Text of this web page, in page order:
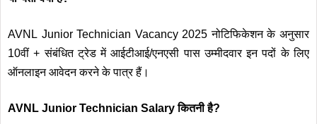
AVNL Junior Technician Vacancy 2025 नोटिफिकेशन के अनुसार
10वीं + संबंधित ट्रेड में आईटीआई/एनएसी पास उम्मीदवार इन पदों के लिए
ऑनलाइन आवेदन करने के पात्र हैं।
AVNL Junior Technician Salary कितनी है?